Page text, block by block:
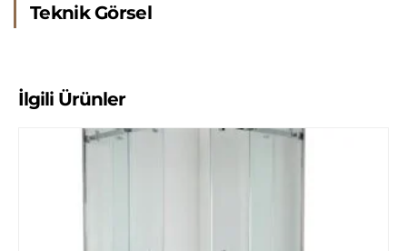
Teknik Görsel
İlgili Ürünler